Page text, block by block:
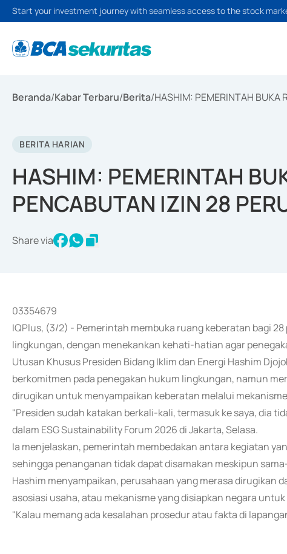
Start your investment journey with seamless access to the stock
Beranda/Kabar Terbaru/Berita/HASHIM: PEMERINTAH BUKA
BERITA HARIAN
HASHIM: PEMERINTAH
PENCABUTAN IZIN 28
Share via
03354679
IQPlus, (3/2) - Pemerintah membuka ruang keberatan bagi
lingkungan, dengan menekankan kehati-hatian agar
Utusan Khusus Presiden Bidang Iklim dan Energi Hashim
berkomitmen pada penegakan hukum lingkungan, namun
dirugikan untuk menyampaikan keberatan melalui
"Presiden sudah katakan berkali-kali, termasuk ke saya, dia
dalam ESG Sustainability Forum 2026 di Jakarta, Selasa.
Ia menjelaskan, pemerintah membedakan antara kegiatan
sehingga penanganan tidak dapat disamakan meskipun
Hashim menyampaikan, perusahaan yang merasa dirugikan
asosiasi usaha, atau mekanisme yang disiapkan negara
"Kalau memang ada kesalahan prosedur atau fakta di